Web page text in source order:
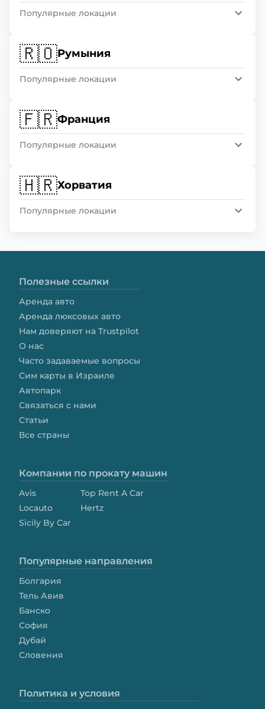
Популярные локации
🇷🇴Румыния
Популярные локации
🇫🇷Франция
Популярные локации
🇭🇷Хорватия
Популярные локации
Полезные ссылки
Аренда авто
Аренда люксовых авто
Нам доверяют на Trustpilot
О нас
Часто задаваемые вопросы
Сим карты в Израиле
Автопарк
Связаться с нами
Статьи
Все страны
Компании по прокату машин
Avis
Locauto
Sicily By Car
Top Rent A Car
Hertz
Популярные направления
Болгария
Тель Авив
Банско
София
Дубай
Словения
Политика и условия